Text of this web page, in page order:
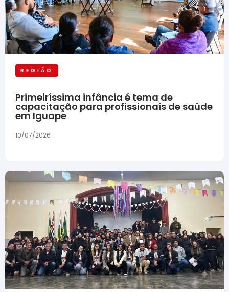
REGIÃO
Primeiríssima infância é tema de
capacitação para profissionais de saúde
em Iguape
10/07/2026